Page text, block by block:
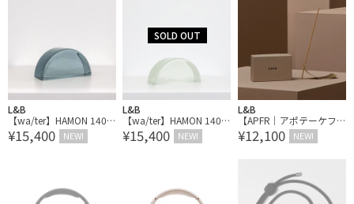
L&B
【wa/ter】HAMON 140φ
Bookend
¥15,400 NEW!
L&B
【wa/ter】HAMON 140φ
Bookend
¥15,400 NEW!
L&B
【APFR｜アポテーケフ
レグランス】BRASS INC
ENSE STAND ブラスイン
¥12,100 NEW!